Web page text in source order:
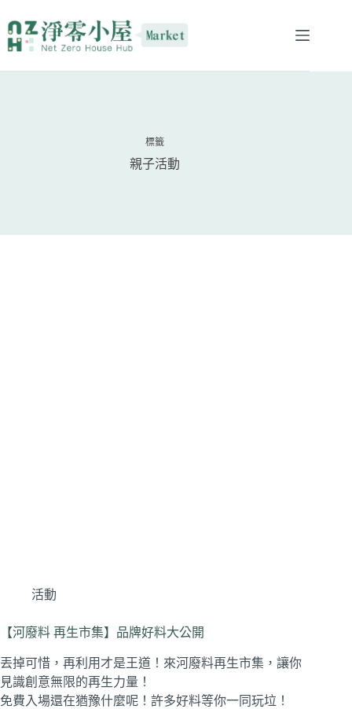
標籤
親子活動
活動
【河廢料 再生市集】品牌好料大公開
丟掉可惜，再利用才是王道！來河廢料再生市集，讓你
見識創意無限的再生力量！
免費入場還在猶豫什麼呢！許多好料等你一同玩垃！